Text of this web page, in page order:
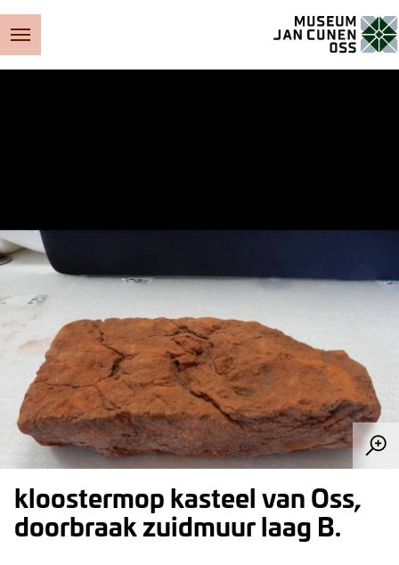
kloostermop kasteel van Oss,
doorbraak zuidmuur laag B.